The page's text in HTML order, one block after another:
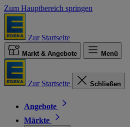
Zum Hauptbereich springen
Zur Startseite
Markt & Angebote Menü
Zur Startseite Schließen
Angebote
Märkte